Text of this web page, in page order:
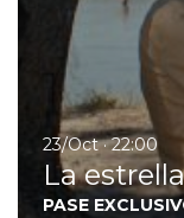
23/Oct · 22:00
La
PASE